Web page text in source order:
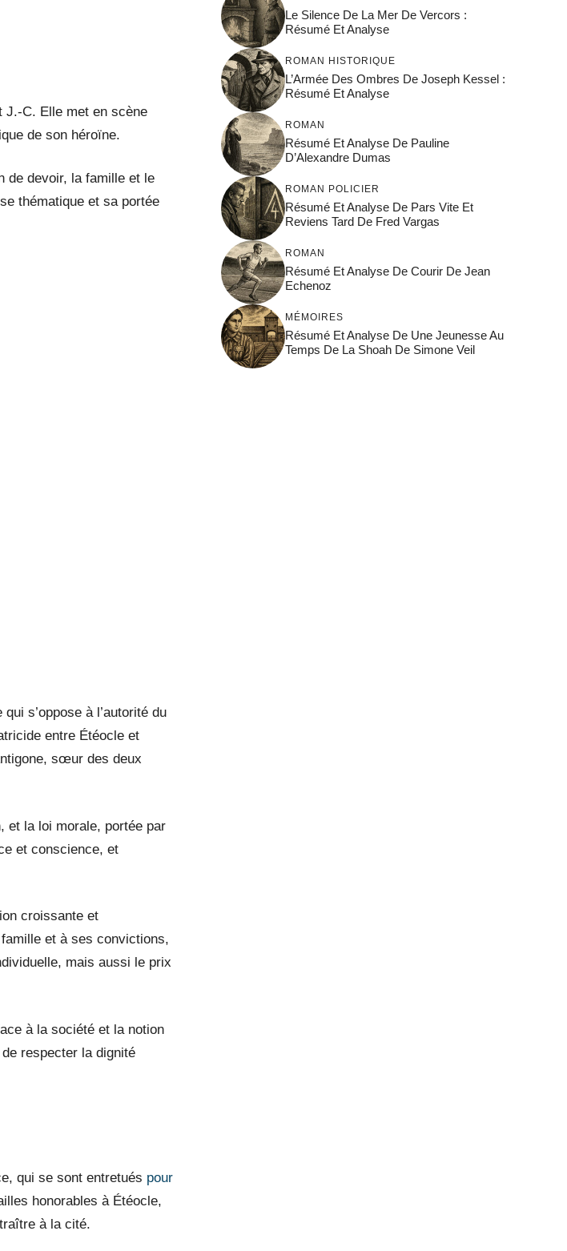
J.-C. Elle met en scène
de son héroïne.
de devoir, la famille et le
thématique et sa portée
s’oppose à l’autorité du
entre Étéocle et
sœur des deux
et la loi morale, portée par
et conscience, et
croissante et
et à ses convictions,
mais aussi le prix
à la société et la notion
respecter la dignité
qui se sont entretués pour
honorables à Étéocle,
à la cité.
Le Silence De La Mer De Vercors :
Résumé Et Analyse
ROMAN HISTORIQUE
L’Armée Des Ombres De Joseph Kessel :
Résumé Et Analyse
ROMAN
Résumé Et Analyse De Pauline
D’Alexandre Dumas
ROMAN POLICIER
Résumé Et Analyse De Pars Vite Et
Reviens Tard De Fred Vargas
ROMAN
Résumé Et Analyse De Courir De Jean
Echenoz
MÉMOIRES
Résumé Et Analyse De Une Jeunesse Au
Temps De La Shoah De Simone Veil